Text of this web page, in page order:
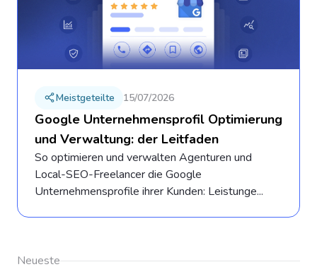
Meistgeteilte 15/07/2026
Google Unternehmensprofil Optimierung
und Verwaltung: der Leitfaden
So optimieren und verwalten Agenturen und
Local-SEO-Freelancer die Google
Unternehmensprofile ihrer Kunden: Leistunge...
Neueste